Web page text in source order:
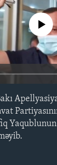
source